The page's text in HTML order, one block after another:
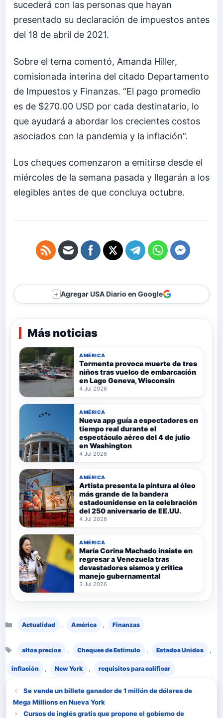
sucederá con las personas que hayan
presentado su declaración de impuestos antes
del 18 de abril de 2021.
Sobre el tema comentó, Amanda Hiller,
comisionada interina del citado Departamento
de Impuestos y Finanzas. “El pago promedio
es de $270.00 USD por cada destinatario, lo
que ayudará a abordar los crecientes costos
asociados con la pandemia y la inflación”.
Los cheques comenzaron a emitirse desde el
miércoles de la semana pasada y llegarán a los
elegibles antes de que concluya octubre.
＋ Agregar USA Diario en Google
Más noticias
AMÉRICA
Tormenta provoca muerte de tres
niños tras vuelco de embarcación
en Lago Geneva, Wisconsin
4 Jul 2026
AMÉRICA
Nueva app guía a espectadores en
tiempo real durante el
espectáculo aéreo del 4 de julio
en Washington
4 Jul 2026
AMÉRICA
Artista presenta la pintura al óleo
más grande de la bandera
estadounidense en la celebración
del 250 aniversario de EE.UU.
4 Jul 2026
AMÉRICA
María Corina Machado insiste en
regresar a Venezuela tras
devastadores sismos y critica
manejo gubernamental
3 Jul 2026
Actualidad , América , Finanzas
altos precios , Cheques de Estímulo , Estados Unidos ,
inflación , New York , requisitos para calificar
Se vende un billete ganador de 1 millón de dólares de
Mega Millions en Nueva York
Cursos de inglés gratis que propone el gobierno de